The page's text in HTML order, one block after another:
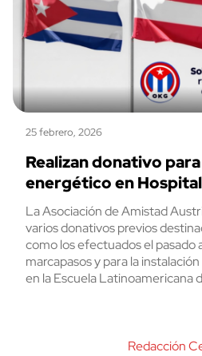
25 febrero, 2026
Realizan donativo
energético en
La Asociación de Amistad
varios donativos previos
como los efectuados el pasado
marcapasos y para la
en la Escuela Latinoamericana
Redacción